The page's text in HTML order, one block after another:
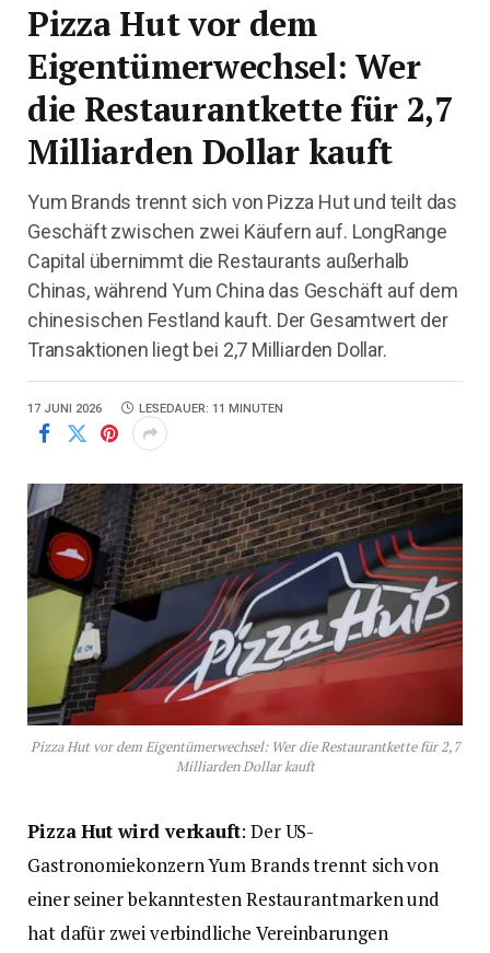
Pizza Hut vor dem
Eigentümerwechsel: Wer
die Restaurantkette für 2,7
Milliarden Dollar kauft
Yum Brands trennt sich von Pizza Hut und teilt das
Geschäft zwischen zwei Käufern auf. LongRange
Capital übernimmt die Restaurants außerhalb
Chinas, während Yum China das Geschäft auf dem
chinesischen Festland kauft. Der Gesamtwert der
Transaktionen liegt bei 2,7 Milliarden Dollar.
17 JUNI 2026 LESEDAUER: 11 MINUTEN
Pizza Hut vor dem Eigentümerwechsel: Wer die Restaurantkette für 2,7
Milliarden Dollar kauft
Pizza Hut wird verkauft: Der US-
Gastronomiekonzern Yum Brands trennt sich von
einer seiner bekanntesten Restaurantmarken und
hat dafür zwei verbindliche Vereinbarungen